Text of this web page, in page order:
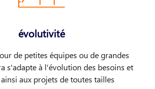
évolutivité
de petites équipes ou de grandes
s'adapte à l'évolution des besoins et
aux projets de toutes tailles